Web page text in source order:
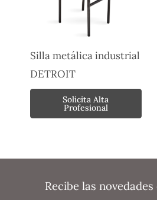
Silla metálica industrial
DETROIT
Solicita Alta
Profesional
Recibe las